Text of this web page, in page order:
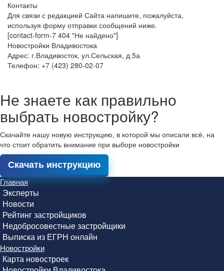
Контакты
Для связи с редакцией Сайта напишите, пожалуйста,
используя форму отправки сообщений ниже.
[contact-form-7 404 "Не найдено"]
Новостройки Владивостока
Адрес: г.Владивосток, ул.Сельская, д.5а
Телефон: +7 (423) 280-02-07
Не знаете как правильно
выбрать новостройку?
Скачайте нашу новую инструкцию, в которой мы описали всё, на
что стоит обратить внимание при выборе новостройки
Скачать инструкцию
Главная
Эксперты
Новости
Рейтинг застройщиков
Недобросовестные застройщики
Выписка из ЕГРН онлайн
Новостройки
Карта новостроек